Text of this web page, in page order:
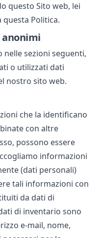
questo Sito web, lei
questa Politica.
nelle sezioni seguenti,
o utilizzati dati
nostro sito web.
che la identificano
con altre
possono essere
informazioni
(dati personali)
tali informazioni con
da dati di
di inventario sono
e-mail, nome,